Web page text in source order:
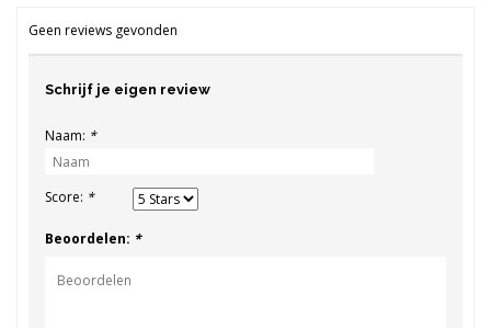
Geen reviews gevonden
Schrijf je eigen review
Naam: *
Score: *
Beoordelen: *